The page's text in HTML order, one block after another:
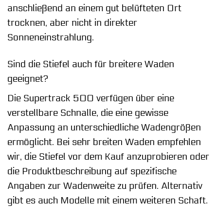
anschließend an einem gut belüfteten Ort
trocknen, aber nicht in direkter
Sonneneinstrahlung.
Sind die Stiefel auch für breitere Waden
geeignet?
Die Supertrack 500 verfügen über eine
verstellbare Schnalle, die eine gewisse
Anpassung an unterschiedliche Wadengrößen
ermöglicht. Bei sehr breiten Waden empfehlen
wir, die Stiefel vor dem Kauf anzuprobieren oder
die Produktbeschreibung auf spezifische
Angaben zur Wadenweite zu prüfen. Alternativ
gibt es auch Modelle mit einem weiteren Schaft.